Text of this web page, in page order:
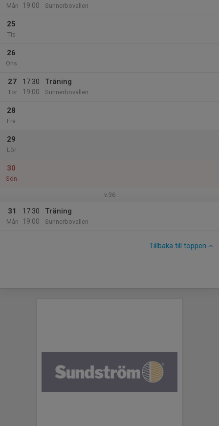
Mån
19:00
Sunnerbovallen
25
Tis
26
Ons
27
Tor
17:30
19:00
Träning
Sunnerbovallen
28
Fre
29
Lör
30
Sön
v.36
31
Mån
17:30
19:00
Träning
Sunnerbovallen
Tillbaka till toppen